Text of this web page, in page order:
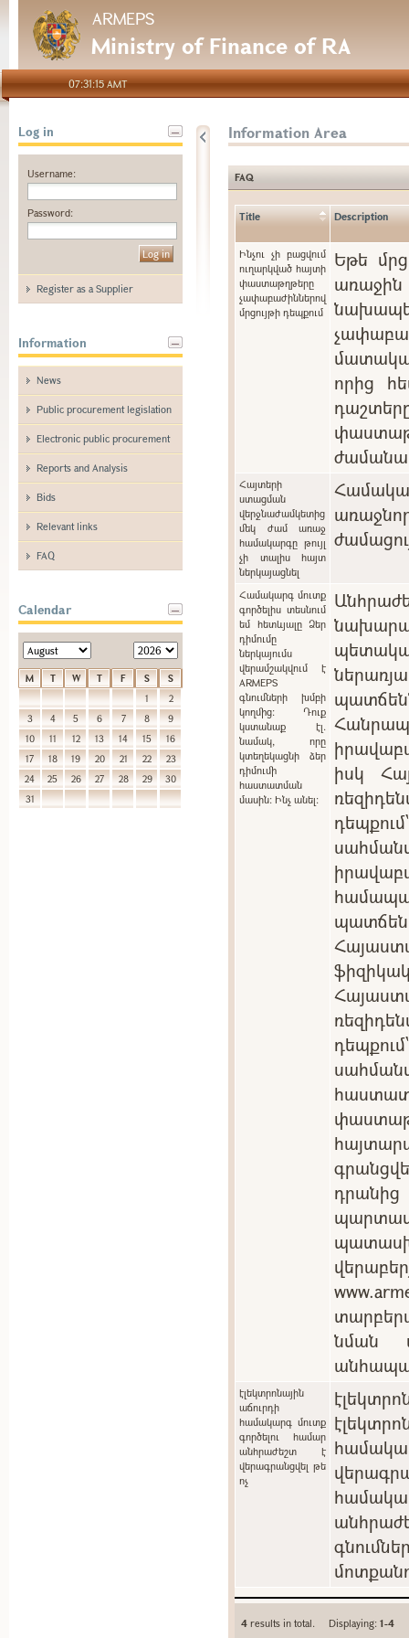
ARMEPS
Ministry of Finance of RA
07:31:15 AMT
Log in
Username:
Password:
Register as a Supplier
Information
News
Public procurement legislation
Electronic public procurement
Reports and Analysis
Bids
Relevant links
FAQ
Calendar
M T W T F S
S
1
2
3
4 5 6 7 8
9
10
11 12 13 14 15
16
17
18 19 20 21 22
23
24
25 26 27 28 29
30
31
Information Area
FAQ
Title Description
Ինչու չի բացվում
ուղարկված հայտի
փաստաթղթերը
չափաբաժիններով
մրցույթի դեպքում
Եթե
առաջին
որից
Հայտերի
ստացման
վերջնաժամկետից
մեկ ժամ առաջ
համակարգը թույլ
չի տալիս հայտ
ներկայացնել
Համակարգ մուտք
գործելիս տեսնում
եմ հետևյալը Ձեր
դիմումը
ներկայումս
վերամշակվում է
ARMEPS
գնումների խմբի
կողմից: Դուք
կստանաք էլ.
նամակ, որը
կտեղեկացնի ձեր
դիմումի
հաստատման
մասին: Ինչ անել:
իսկ
նման
էլեկտրոնային
աճուրդի
համակարգ մուտք
գործելու համար
անհրաժեշտ է
վերագրանցվել թե
ոչ
4 results in total. Displaying:1-4